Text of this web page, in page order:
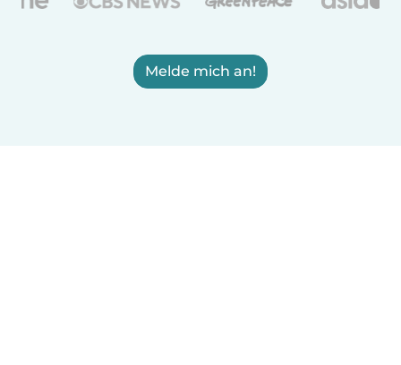
Melde mich an!